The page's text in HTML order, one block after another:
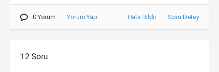
0 Yorum Yorum Yap Hata Bildir Soru Detay
12.Soru